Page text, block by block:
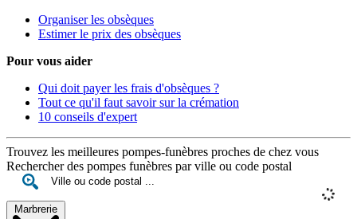
Organiser les obsèques
Estimer le prix des obsèques
Pour vous aider
Qui doit payer les frais d'obsèques ?
Tout ce qu'il faut savoir sur la crémation
10 conseils d'expert
Trouvez les meilleures pompes-funèbres proches de chez vous
Rechercher des pompes funèbres par ville ou code postal
Marbrerie